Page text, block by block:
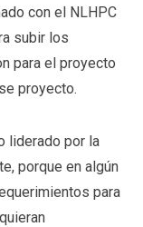
con el NLHPC
subir los
para el proyecto
proyecto.
liderado por la
porque en algún
para